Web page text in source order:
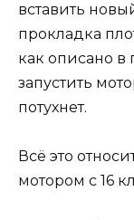
вставить
прокладка
как описано в
запустить
потухнет.
Всё это
мотором с 16